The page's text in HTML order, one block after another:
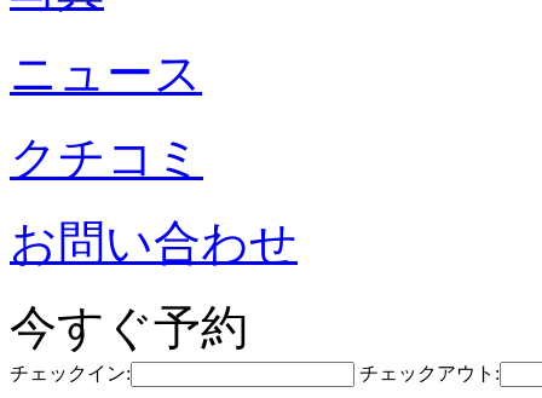
ニュース
クチコミ
お問い合わせ
今すぐ予約
チェックイン: チェックアウト: